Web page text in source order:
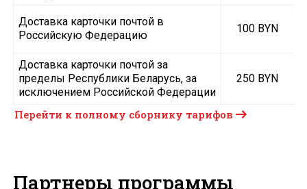
Доставка карточки почтой в
Российскую Федерацию
100 BYN
Доставка карточки почтой за
пределы Республики Беларусь, за
исключением Российской Федерации
250 BYN
Перейти к полному сборнику тарифов
Партнеры программы